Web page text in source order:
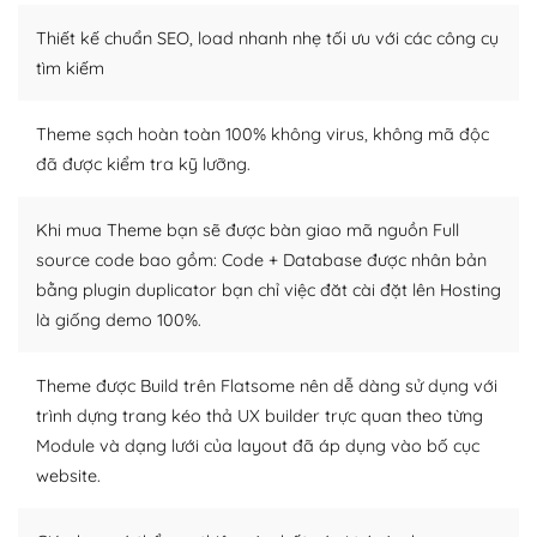
WordPress là nơi lưu trữ cho một diễn đàn cộng đồng
người cuồng tín WordPress.
Nếu bạn gặp khó khăn, bạn có thể lên mạng và tìm
lời, giải đáp vấn đề của bạn.
Cộng đồng sử dụng WordPress sẵn sàng hỗ trợ bạn
– Đa dạng plugin và themes
Plugin mở rộng là thành phần cài đặt thêm vào
WordPress để tăng thêm các tính năng cần thiết. Có
nhiều plugin trả phí hoặc miễn phí.
Nhờ lượng người dùng đông đảo, thư viện themes và
Thiết kế chuẩn SEO, load nhanh nhẹ tối ưu với các công cụ
tìm kiếm
Theme sạch hoàn toàn 100% không virus, không mã độc
đã được kiểm tra kỹ lưỡng.
Khi mua Theme bạn sẽ được bàn giao mã nguồn Full
source code bao gồm: Code + Database được nhân bản
bằng plugin duplicator bạn chỉ việc đăt cài đặt lên Hosting
là giống demo 100%.
Theme được Build trên Flatsome nên dễ dàng sử dụng với
trình dựng trang kéo thả UX builder trực quan theo từng
Module và dạng lưới của layout đã áp dụng vào bố cục
website.